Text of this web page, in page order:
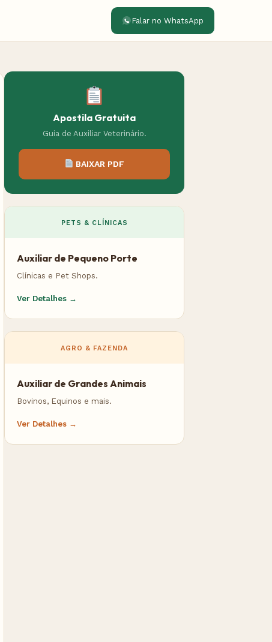
Falar no WhatsApp
Apostila Gratuita
Guia de Auxiliar Veterinário.
BAIXAR PDF
PETS & CLÍNICAS
Auxiliar de Pequeno Porte
Clínicas e Pet Shops.
Ver Detalhes →
AGRO & FAZENDA
Auxiliar de Grandes Animais
Bovinos, Equinos e mais.
Ver Detalhes →